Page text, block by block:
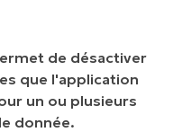
de désactiver
que l'application
un ou plusieurs
donnée.